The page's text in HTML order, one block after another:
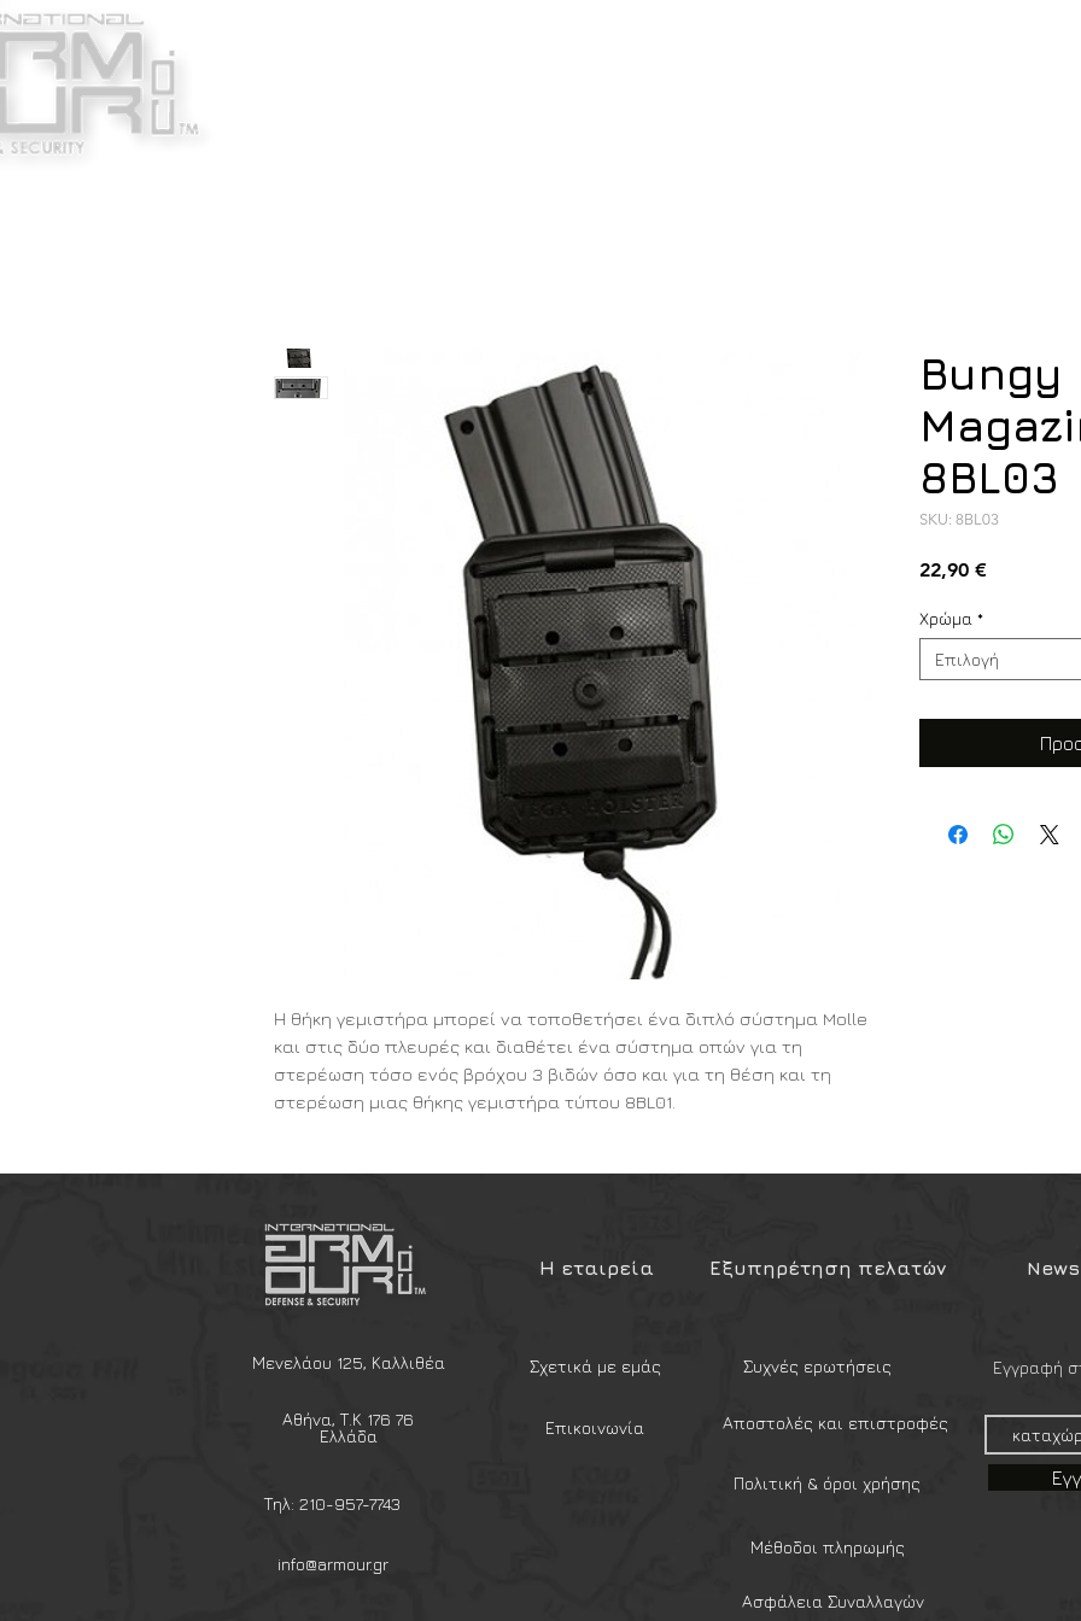
Η θήκη γεμιστήρα μπορεί να τοποθετήσει ένα διπλό σύστημα Molle
και στις δύο πλευρές και διαθέτει ένα σύστημα οπών για τη
στερέωση τόσο ενός βρόχου 3 βιδών όσο και για τη θέση και τη
στερέωση μιας θήκης γεμιστήρα τύπου 8BL01.
Bungy
8BL03
SKU: 8BL03
22,90 €Τιμή
Χρώμα *
Επιλογή
Η εταιρεία Εξυπηρέτηση πελατών
Μενελάου 125, Καλλιθέα
Αθήνα, Τ.Κ 176 76
Ελλάδα
Τηλ: 210-957-7743
info@armour.gr
Σχετικά με εμάς
Επικοινωνία
Συχνές ερωτήσεις
Αποστολές και επιστροφές
Πολιτική & όροι χρήσης
Μέθοδοι πληρωμής
Εγγραφή
Ασφάλεια Συναλλαγών